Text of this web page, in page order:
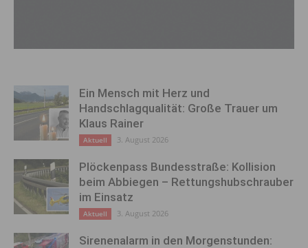
Ein Mensch mit Herz und
Handschlagqualität: Große Trauer um
Klaus Rainer
Aktuell 3. August 2026
Plöckenpass Bundesstraße: Kollision
beim Abbiegen – Rettungshubschrauber
im Einsatz
Aktuell 3. August 2026
Sirenenalarm in den Morgenstunden: